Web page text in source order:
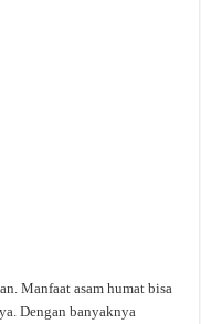
Manfaat asam humat bisa
Dengan banyaknya